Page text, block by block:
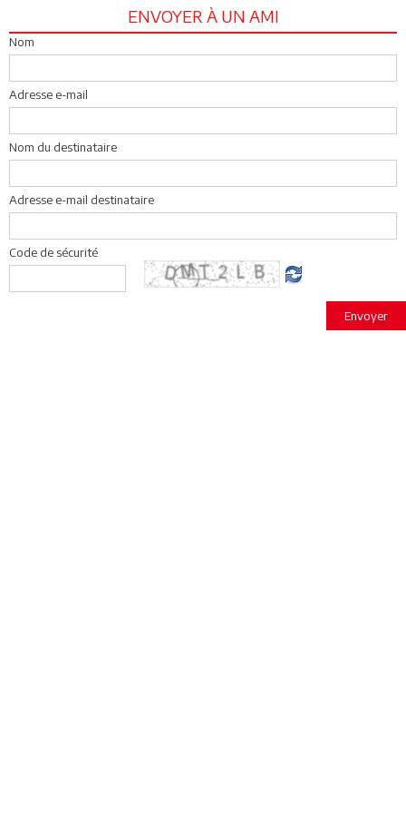
ENVOYER À UN AMI
Nom
Adresse e-mail
Nom du destinataire
Adresse e-mail destinataire
Code de sécurité
Envoyer